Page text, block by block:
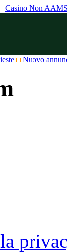
Casino Non AAMS
Nuovo